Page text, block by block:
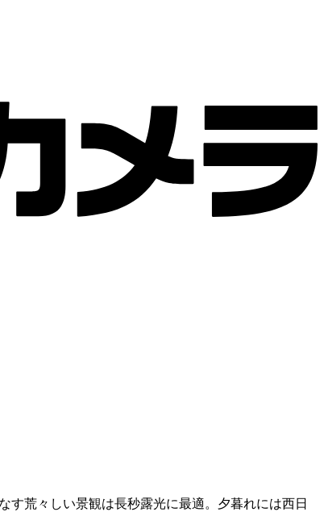
す荒々しい景観は長秒露光に最適。夕暮れには西日